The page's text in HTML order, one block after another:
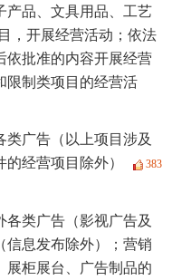
产品、文具用品、工艺
，开展经营活动；依法
依批准的内容开展经营
限制类项目的经营活
广告（以上项目涉及
经营项目除外）
383
类广告（影视广告及
信息发布除外）；营销
展柜展台、广告制品的